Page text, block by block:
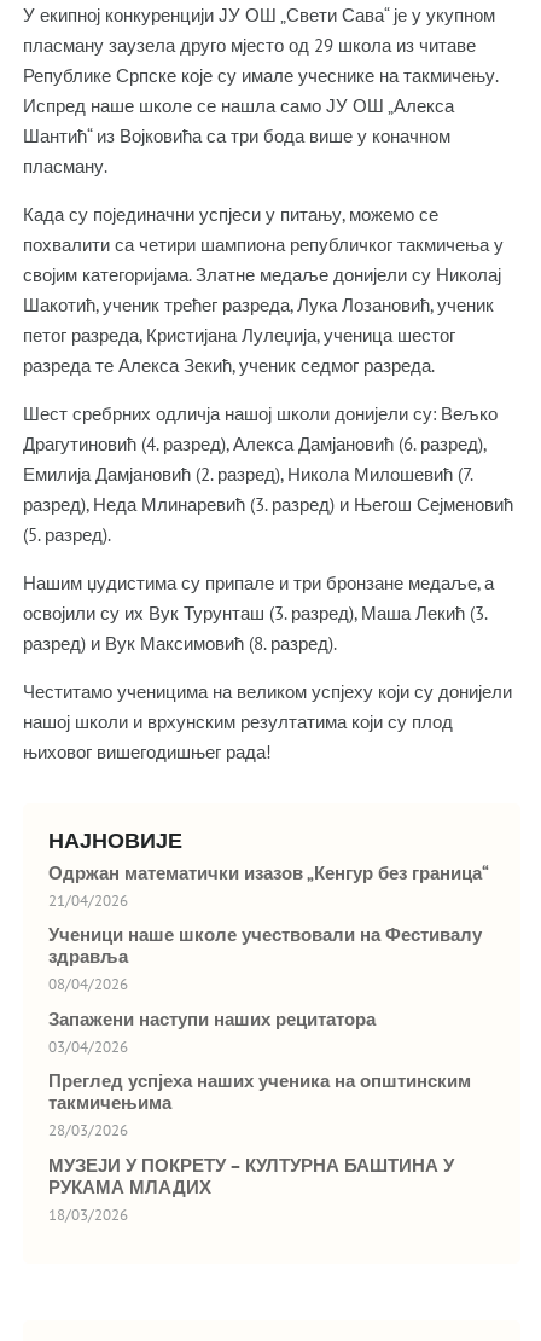
У екипној конкуренцији ЈУ ОШ „Свети Сава“ је у укупном
пласману заузела друго мјесто од 29 школа из читаве
Републике Српске које су имале учеснике на такмичењу.
Испред наше школе се нашла само ЈУ ОШ „Алекса
Шантић“ из Војковића са три бода више у коначном
пласману.
Када су појединачни успјеси у питању, можемо се
похвалити са четири шампиона републичког такмичења у
својим категоријама. Златне медаље донијели су Николај
Шакотић, ученик трећег разреда, Лука Лозановић, ученик
петог разреда, Кристијана Лулеџија, ученица шестог
разреда те Алекса Зекић, ученик седмог разреда.
Шест сребрних одличја нашој школи донијели су: Вељко
Драгутиновић (4. разред), Алекса Дамјановић (6. разред),
Емилија Дамјановић (2. разред), Никола Милошевић (7.
разред), Неда Млинаревић (3. разред) и Његош Сејменовић
(5. разред).
Нашим џудистима су припале и три бронзане медаље, а
освојили су их Вук Турунташ (3. разред), Маша Лекић (3.
разред) и Вук Максимовић (8. разред).
Честитамо ученицима на великом успјеху који су донијели
нашој школи и врхунским резултатима који су плод
њиховог вишегодишњег рада!
НАЈНОВИЈЕ
Одржан математички изазов „Кенгур без граница“
21/04/2026
Ученици наше школе учествовали на Фестивалу
здравља
08/04/2026
Запажени наступи наших рецитатора
03/04/2026
Преглед успјеха наших ученика на општинским
такмичењима
28/03/2026
МУЗЕЈИ У ПОКРЕТУ – КУЛТУРНА БАШТИНА У
РУКАМА МЛАДИХ
18/03/2026